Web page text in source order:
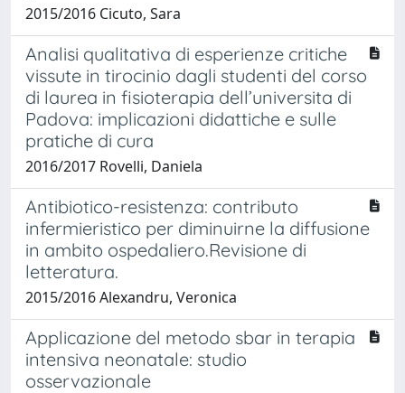
2015/2016 Cicuto, Sara
Analisi qualitativa di esperienze critiche
vissute in tirocinio dagli studenti del corso
di laurea in fisioterapia dell’universita di
Padova: implicazioni didattiche e sulle
pratiche di cura
2016/2017 Rovelli, Daniela
Antibiotico-resistenza: contributo
infermieristico per diminuirne la diffusione
in ambito ospedaliero.Revisione di
letteratura.
2015/2016 Alexandru, Veronica
Applicazione del metodo sbar in terapia
intensiva neonatale: studio
osservazionale